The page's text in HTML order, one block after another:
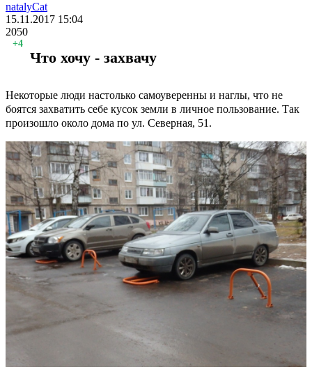
natalyCat
15.11.2017 15:04
2050
+4
Что хочу - захвачу
Некоторые люди настолько самоуверенны и наглы, что не
боятся захватить себе кусок земли в личное пользование. Так
произошло около дома по ул. Северная, 51.